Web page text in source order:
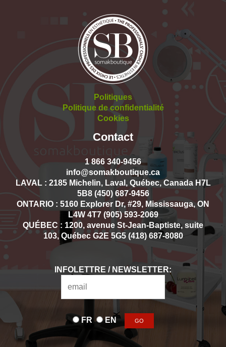
Politiques
Politique de confidentialité
Cookies
Contact
1 866 340-9456
info@somakboutique.ca
LAVAL : 2185 Michelin, Laval, Québec, Canada H7L
5B8 (450) 687-9456
ONTARIO : 5160 Explorer Dr, #29, Mississauga, ON
L4W 4T7 (905) 593-2069
QUÉBEC : 1200, avenue St-Jean-Baptiste, suite
103, Québec G2E 5G5 (418) 687-8080
INFOLETTRE / NEWSLETTER:
FR EN